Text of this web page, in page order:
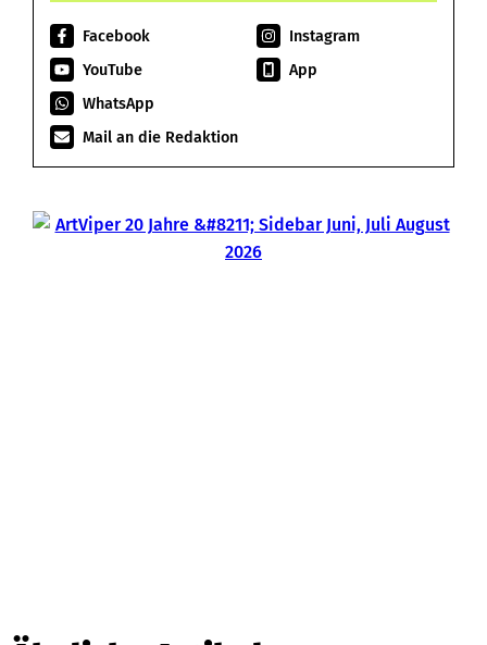
Facebook
Instagram
YouTube
App
WhatsApp
Mail an die Redaktion